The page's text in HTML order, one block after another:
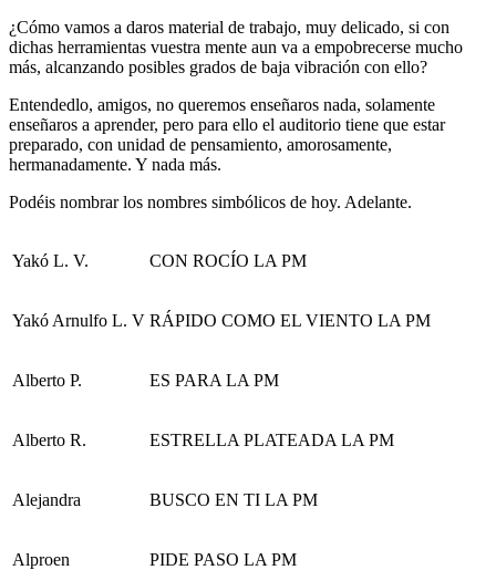
¿Cómo vamos a daros material de trabajo, muy delicado, si con
dichas herramientas vuestra mente aun va a empobrecerse mucho
más, alcanzando posibles grados de baja vibración con ello?
Entendedlo, amigos, no queremos enseñaros nada, solamente
enseñaros a aprender, pero para ello el auditorio tiene que estar
preparado, con unidad de pensamiento, amorosamente,
hermanadamente. Y nada más.
Podéis nombrar los nombres simbólicos de hoy. Adelante.
Yakó L. V. CON ROCÍO LA PM
Yakó Arnulfo L. V RÁPIDO COMO EL VIENTO LA PM
Alberto P. ES PARA LA PM
Alberto R. ESTRELLA PLATEADA LA PM
Alejandra BUSCO EN TI LA PM
Alproen PIDE PASO LA PM